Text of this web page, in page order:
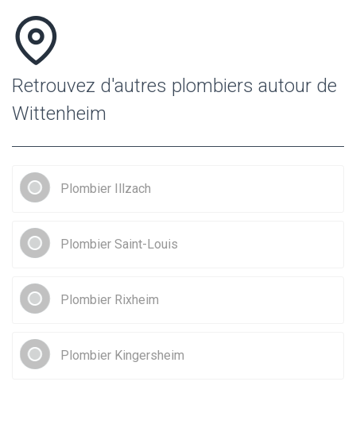
Retrouvez d'autres plombiers autour de
Wittenheim
Plombier Illzach
Plombier Saint-Louis
Plombier Rixheim
Plombier Kingersheim